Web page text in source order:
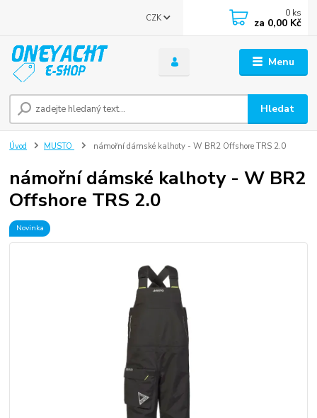
Menu
CZK
Hledat
0 ks
za 0,00 Kč
Úvod MUSTO námořní dámské kalhoty - W BR2 Offshore TRS 2.0
námořní dámské kalhoty - W BR2
Offshore TRS 2.0
Novinka